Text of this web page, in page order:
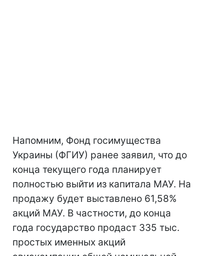
Напомним, Фонд госимущества
Украины (ФГИУ) ранее заявил, что до
конца текущего года планирует
полностью выйти из капитала МАУ. На
продажу будет выставлено 61,58%
акций МАУ. В частности, до конца
года государство продаст 335 тыс.
простых именных акций